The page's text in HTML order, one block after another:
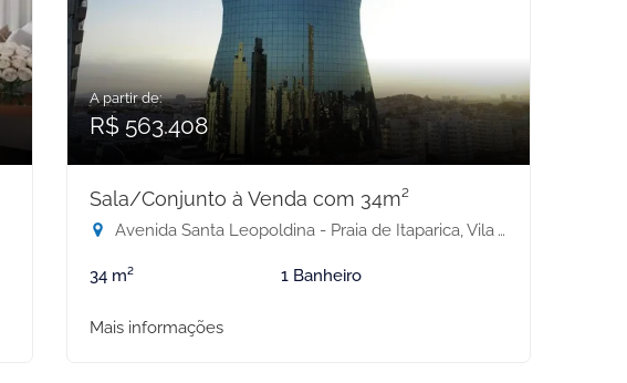
A partir de:
R$ 563.408
Sala/Conjunto à Venda com 34m²
Avenida Santa Leopoldina - Praia de Itaparica, Vila Velha-ES
34 m² 1 Banheiro
Mais informações